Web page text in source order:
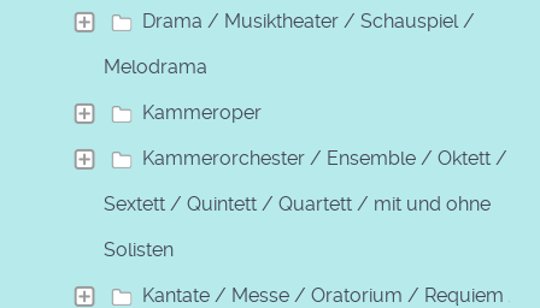
Drama / Musiktheater / Schauspiel /
Melodrama
Kammeroper
Kammerorchester / Ensemble / Oktett /
Sextett / Quintett / Quartett / mit und ohne
Solisten
Kantate / Messe / Oratorium / Requiem /